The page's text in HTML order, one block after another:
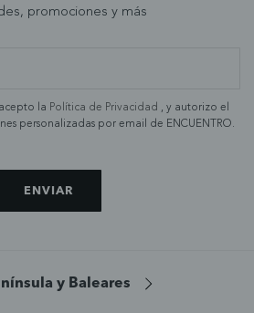
promociones y más
la Política de Privacidad , y autorizo el
personalizadas por email de ENCUENTRO.
ENVIAR
y Baleares